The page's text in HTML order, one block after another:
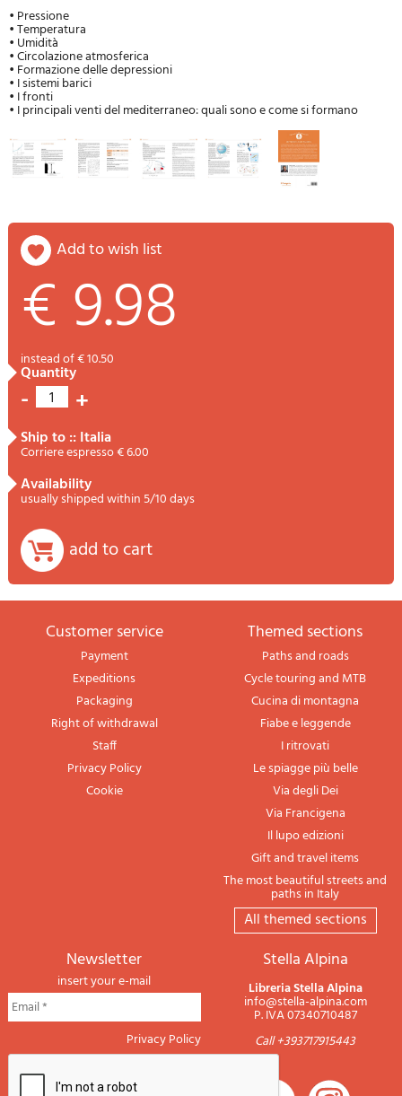
• Pressione
• Temperatura
• Umidità
• Circolazione atmosferica
• Formazione delle depressioni
• I sistemi barici
• I fronti
• I principali venti del mediterraneo: quali sono e come si formano
add to wish list
€ 9.98
instead of € 10.50
quantity
- 1 +
ship to :: Italia
Corriere espresso € 6.00
availability
usually shipped within 5/10 days
add to cart
Customer service
Payment
Expeditions
Packaging
Right of withdrawal
Staff
Privacy Policy
Cookie
themed sections
Paths and roads
Cycle touring and MTB
Cucina di montagna
Fiabe e leggende
I ritrovati
Le spiagge più belle
Via degli Dei
Via Francigena
Il lupo edizioni
Gift and travel items
The most beautiful streets and
paths in Italy
All themed sections
newsletter
insert your e-mail
Privacy Policy
Stella Alpina
Libreria Stella Alpina
info@stella-alpina.com
P. IVA 07340710487
Call +393717915443